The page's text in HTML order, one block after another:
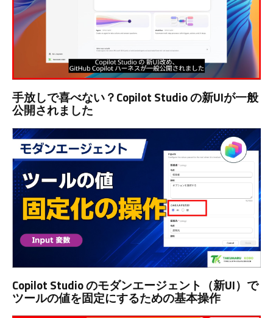
手放しで喜べない？Copilot Studio の新UIが一般
公開されました
Copilot Studio のモダンエージェント（新UI）で
ツールの値を固定にするための基本操作